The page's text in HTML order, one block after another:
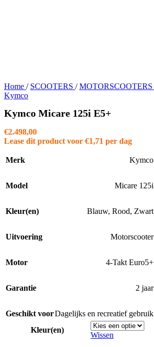
Home / SCOOTERS / MOTORSCOOTERS
Kymco
Kymco Micare 125i E5+
€2.498,00
Lease dit product voor €1,71 per dag
Merk Kymco
Model Micare 125i
Kleur(en) Blauw, Rood, Zwart
Uitvoering Motorscooter
Motor 4-Takt Euro5+
Garantie 2 jaar
Geschikt voorDagelijks en recreatief gebruik
Kleur(en)
Wissen